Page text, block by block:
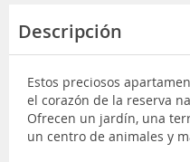
Descripción
Estos preciosos
el corazón de la reserva
Ofrecen un jardín, una
un centro de animales y